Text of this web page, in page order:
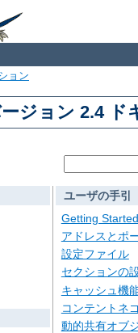
ョン
ジョン 2.4 ド
ユーザの手引
Getting Started
アドレスとポ
設定ファイル
セクションの
キャッシュ機
コンテントネ
動的共有オブ